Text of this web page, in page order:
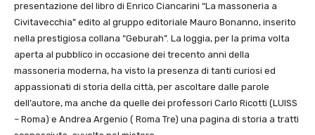
presentazione del libro di Enrico Ciancarini “La massoneria a
Civitavecchia” edito al gruppo editoriale Mauro Bonanno, inserito
nella prestigiosa collana “Geburah”. La loggia, per la prima volta
aperta al pubblico in occasione dei trecento anni della
massoneria moderna, ha visto la presenza di tanti curiosi ed
appassionati di storia della città, per ascoltare dalle parole
dell’autore, ma anche da quelle dei professori Carlo Ricotti (LUISS
– Roma) e Andrea Argenio ( Roma Tre) una pagina di storia a tratti